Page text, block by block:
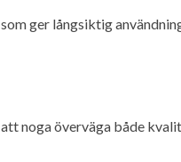
ger långsiktig
noga överväga både